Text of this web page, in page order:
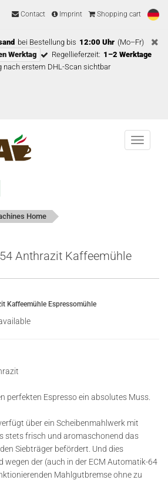
Contact Imprint Shopping cart
bei Bestellung bis 12:00 Uhr (Mo–Fr)
Werktag
Regellieferzeit: 1–2 Werktage
nach erstem DHL-Scan sichtbar
Menu
Home
Anthrazit Kaffeemühle
Kaffeemühle Espressomühle
perfekten Espresso ein absolutes Muss.
über ein Scheibenmahlwerk mit
stets frisch und aromaschonend das
Siebträger befördert. Und dies
wegen der (auch in der ECM Automatik-64
Mahlgutbremse ohne zu